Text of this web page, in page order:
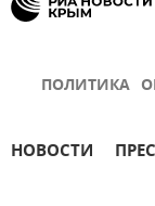
ПОЛИТИКА
НОВОСТИ